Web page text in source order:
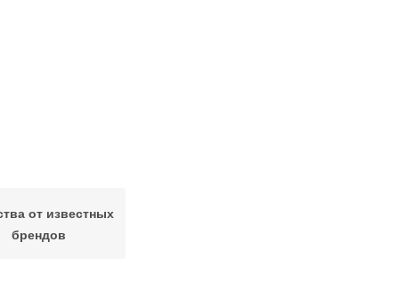
от известных
брендов